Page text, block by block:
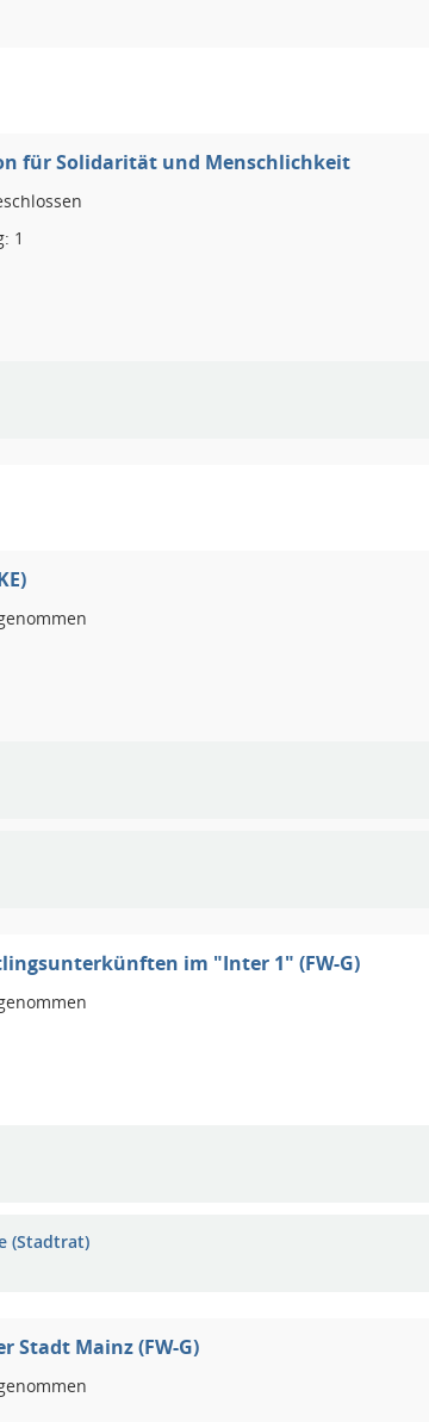
für Solidarität und Menschlichkeit
1
im "Inter 1" (FW-G)
(Stadtrat)
Stadt Mainz (FW-G)